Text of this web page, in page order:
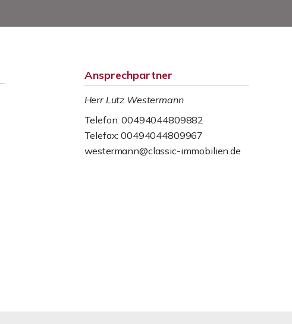
Ansprechpartner
Herr Lutz Westermann
Telefon: 00494044809882
Telefax: 00494044809967
westermann@classic-immobilien.de